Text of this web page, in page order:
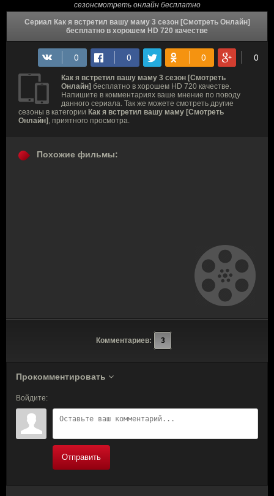
сезонсмотреть онлайн бесплатно
Сериал Как я встретил вашу маму 3 сезон [Смотреть Онлайн]
бесплатно в хорошем HD 720 качестве
Как я встретил вашу маму 3 сезон [Смотреть
Онлайн] бесплатно в хорошем HD 720 качестве.
Напишите в комментариях ваше мнение по поводу
данного сериала. Так же можете смотреть другие
сезоны в категории Как я встретил вашу маму [Смотреть
Онлайн] , приятного просмотра.
Похожие фильмы:
Комментариев: 3
Прокомментировать
Войдите:
Отправить